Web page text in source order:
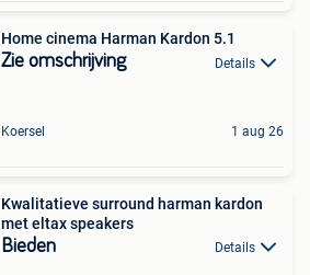
Home cinema Harman Kardon 5.1
Zie omschrijving Details
Koersel 1 aug 26
Kwalitatieve surround harman kardon
met eltax speakers
Bieden Details